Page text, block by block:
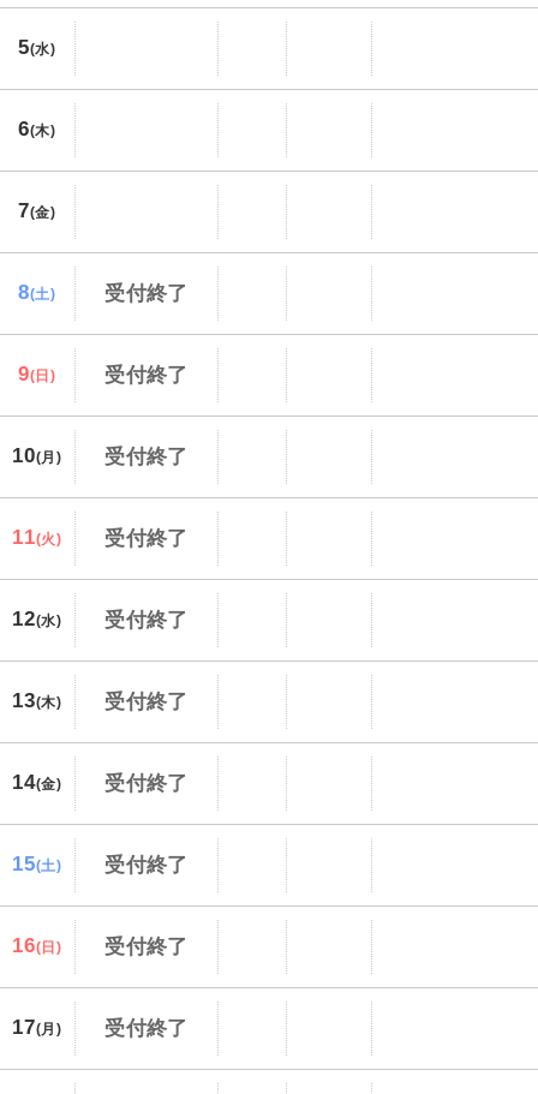
5(水)
6(木)
7(金)
8(土) 受付終了
9(日) 受付終了
10(月) 受付終了
11(火) 受付終了
12(水) 受付終了
13(木) 受付終了
14(金) 受付終了
15(土) 受付終了
16(日) 受付終了
17(月) 受付終了